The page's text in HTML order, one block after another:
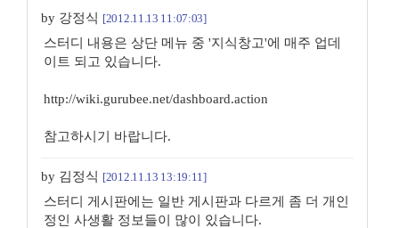
by 강정식 [2012.11.13 11:07:03]
스터디 내용은 상단 메뉴 중 '지식창고'에 매주 업데
이트 되고 있습니다.
http://wiki.gurubee.net/dashboard.action
참고하시기 바랍니다.
by 김정식 [2012.11.13 13:19:11]
스터디 게시판에는 일반 게시판과 다르게 좀 더 개인
정인 사생활 정보들이 많이 있습니다.